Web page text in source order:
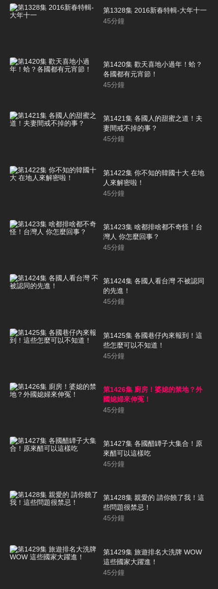
第1328集 2016新春特輯-大年十一
45分鐘
第1420集 歡天喜地小過年！蛤？
各國都有元宵節！
45分鐘
第1421集 各國人的甜蜜之道！夫
妻間戒不掉的事？
45分鐘
第1422集 你不知的韓國十大 在地
人來解密啦！
45分鐘
第1423集 啥都排啥都不奇怪！台
灣人 你怎麼回事？
45分鐘
第1424集 各國人看台灣 不被認同
的先進！
45分鐘
第1425集 各國巷仔內來報到！這
些怎麼可以不知道！
45分鐘
第1426集 廚房！婆媳的禁地？外
國媳婦來伸冤！
45分鐘
第1427集 各國醋罈子大集合！原
來醋可以這樣吃
45分鐘
第1428集 親愛的 請你饒了我！這
些問題很禁忌！
45分鐘
第1429集 旅遊排名大洗牌 WOW
這些國家大躍進！
45分鐘